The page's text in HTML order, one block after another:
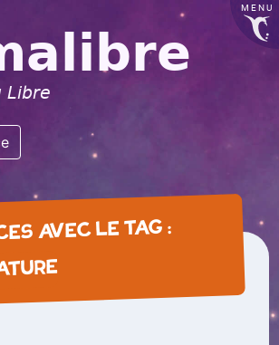
MENU
Libre
AVEC LE TAG :